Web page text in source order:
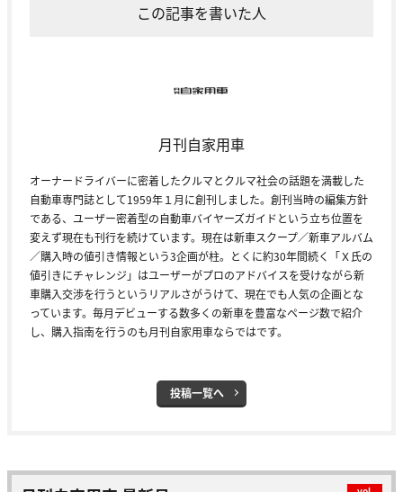
この記事を書いた人
月刊自家用車
オーナードライバーに密着したクルマとクルマ社会の話題を満載した
自動車専門誌として1959年１月に創刊しました。創刊当時の編集方針
である、ユーザー密着型の自動車バイヤーズガイドという立ち位置を
変えず現在も刊行を続けています。現在は新車スクープ／新車アルバム
／購入時の値引き情報という3企画が柱。とくに約30年間続く「Ｘ氏の
値引きにチャレンジ」はユーザーがプロのアドバイスを受けながら新
車購入交渉を行うというリアルさがうけて、現在でも人気の企画とな
っています。毎月デビューする数多くの新車を豊富なページ数で紹介
し、購入指南を行うのも月刊自家用車ならではです。
投稿一覧へ